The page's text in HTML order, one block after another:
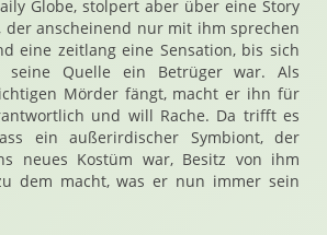
Globe, stolpert aber über eine Story
der anscheinend nur mit ihm sprechen
eine zeitlang eine Sensation, bis sich
seine Quelle ein Betrüger war. Als
Mörder fängt, macht er ihn für
und will Rache. Da trifft es
ein außerirdischer Symbiont, der
neues Kostüm war, Besitz von ihm
dem macht, was er nun immer sein